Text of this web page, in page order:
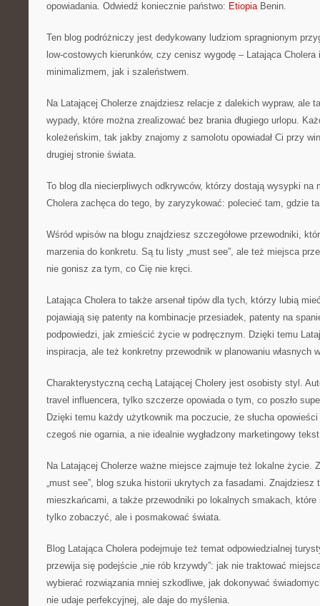
opowiadania. Odwiedź koniecznie państwo: EtiopiaBenin.
Ten blog podróżniczy jest dedykowany ludziom spragnionym
low-costowych kierunków, czy cenisz wygodę – Latająca Cholera
minimalizmem, jak i szaleństwem.
Na Latającej Cholerze znajdziesz relacje z dalekich wypraw, ale
wypady, które można zrealizować bez brania długiego urlopu.
koleżeńskim, tak jakby znajomy z samolotu opowiadał Ci przy
drugiej stronie świata.
To blog dla niecierpliwych odkrywców, którzy dostają wysypki na
Cholera zachęca do tego, by zaryzykować: polecieć tam, gdzie
Wśród wpisów na blogu znajdziesz szczegółowe przewodniki,
marzenia do konkretu. Są tu listy „must see”, ale też miejsca
nie gonisz za tym, co Cię nie kręci.
Latająca Cholera to także arsenał tipów dla tych, którzy lubią
pojawiają się patenty na kombinacje przesiadek, patenty na
podpowiedzi, jak zmieścić życie w podręcznym. Dzięki temu
inspiracja, ale też konkretny przewodnik w planowaniu własnych
Charakterystyczną cechą Latającej Cholery jest osobisty styl.
travel influencera, tylko szczerze opowiada o tym, co poszło
Dzięki temu każdy użytkownik ma poczucie, że słucha
czegoś nie ogarnia, a nie idealnie wygładzony marketingowy
Na Latającej Cholerze ważne miejsce zajmuje też lokalne życie.
„must see”, blog szuka historii ukrytych za fasadami. Znajdziesz
mieszkańcami, a także przewodniki po lokalnych smakach,
tylko zobaczyć, ale i posmakować świata.
Blog Latająca Cholera podejmuje też temat odpowiedzialnej
przewija się podejście „nie rób krzywdy”: jak nie traktować
wybierać rozwiązania mniej szkodliwe, jak dokonywać
nie udaje perfekcyjnej, ale daje do myślenia.